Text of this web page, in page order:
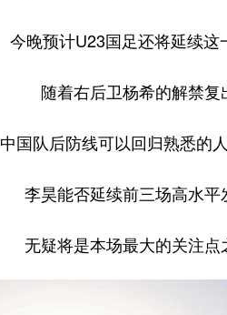
今晚预计U23国足还将延续这
随着右后卫杨希的解禁复
中国队后防线可以回归熟悉的
李昊能否延续前三场高水平
无疑将是本场最大的关注点